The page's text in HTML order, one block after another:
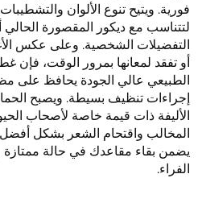
فورية. ويتيح تنوع الألوان
لتتناسب مع ديكور المقصورة
التفضيلات الشخصية. وعلى عكس
أو تفقد لمعانها بمرور الوقت، فإن
الطبيعي عالي الجودة يحافظ على
إجراءات تنظيف بسيطة. ويصبح
الأليفة ذات قيمة خاصة لأصحاب
المخالب واقتحام الشعر بشكل
يضمن بقاء مقاعدك في حالة
الفراء.